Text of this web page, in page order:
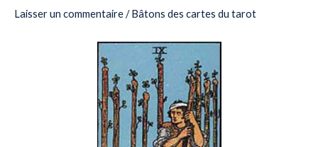
Laisser un commentaire/Bâtons des cartes du tarot